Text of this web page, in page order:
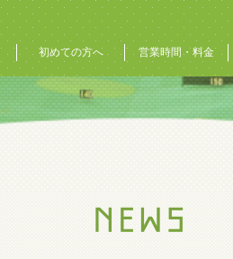
初めての方へ 営業時間・料金